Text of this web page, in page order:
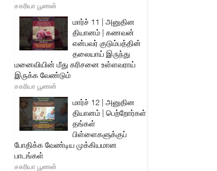
சகரியா பூணன்
மார்ச் 11 | அனுதின
தியானம் | கணவன்
என்பவர் குடும்பத்தின்
தலையாய் இருந்து
மனைவியின் மீது கரிசனை உள்ளவராய்
இருக்க வேண்டும்
சகரியா பூணன்
மார்ச் 12 | அனுதின
தியானம் | பெற்றோர்கள்
தங்கள்
பிள்ளைகளுக்குப்
போதிக்க வேண்டிய முக்கியமான
பாடங்கள்
சகரியா பூணன்